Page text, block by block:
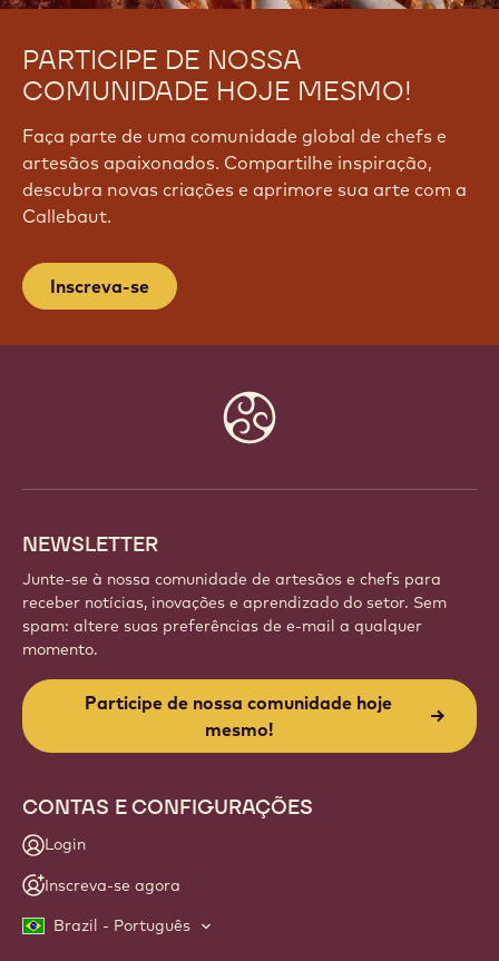
PARTICIPE DE NOSSA
COMUNIDADE HOJE MESMO!
Faça parte de uma comunidade global de chefs e
artesãos apaixonados. Compartilhe inspiração,
descubra novas criações e aprimore sua arte com a
Callebaut.
Inscreva-se
NEWSLETTER
Junte-se à nossa comunidade de artesãos e chefs para
receber notícias, inovações e aprendizado do setor. Sem
spam: altere suas preferências de e-mail a qualquer
momento.
Participe de nossa comunidade hoje
mesmo!
CONTAS E CONFIGURAÇÕES
Login
Inscreva-se agora
Brazil - Português